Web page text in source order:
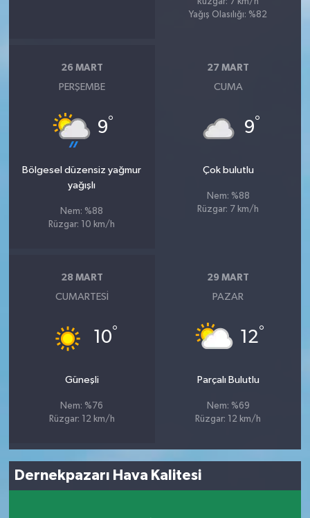
Yağış Olasılığı: %82
26 MART
PERŞEMBE
9°
Bölgesel düzensiz yağmur
yağışlı
Nem: %88
Rüzgar: 10 km/h
27 MART
CUMA
9°
Çok bulutlu
Nem: %88
Rüzgar: 7 km/h
28 MART
CUMARTESI
10°
Güneşli
Nem: %76
Rüzgar: 12 km/h
29 MART
PAZAR
12°
Parçalı Bulutlu
Nem: %69
Rüzgar: 12 km/h
Dernekpazarı Hava Kalitesi